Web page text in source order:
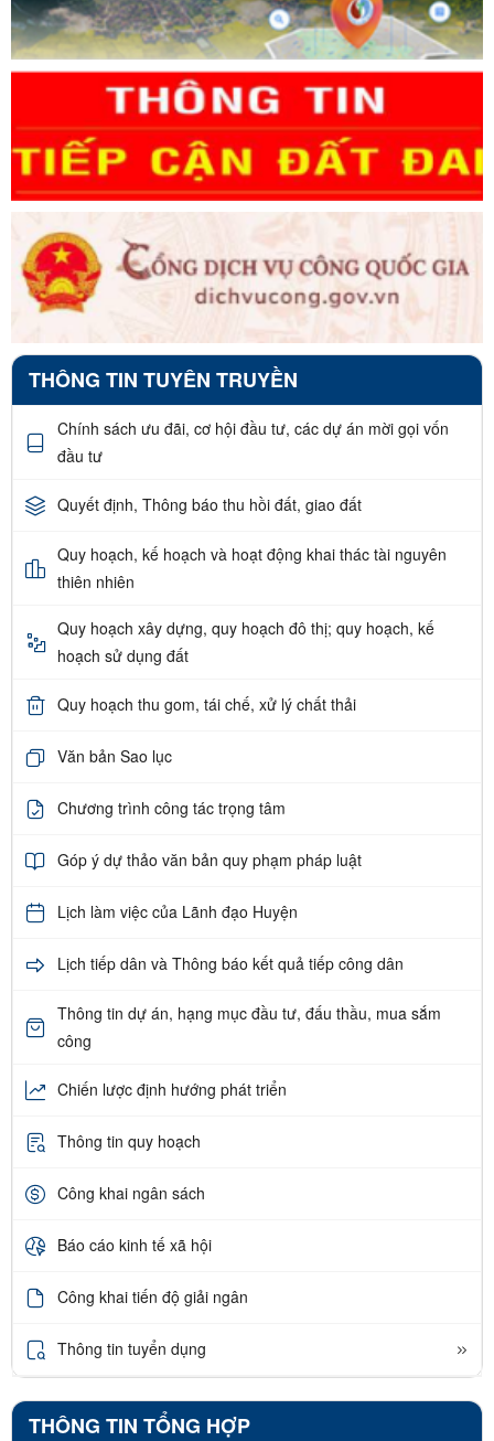
THÔNG TIN TUYÊN TRUYỀN
Chính sách ưu đãi, cơ hội đầu tư, các dự án mời gọi vốn
đầu tư
Quyết định, Thông báo thu hồi đất, giao đất
Quy hoạch, kế hoạch và hoạt động khai thác tài nguyên
thiên nhiên
Quy hoạch xây dựng, quy hoạch đô thị; quy hoạch, kế
hoạch sử dụng đất
Quy hoạch thu gom, tái chế, xử lý chất thải
Văn bản Sao lục
Chương trình công tác trọng tâm
Góp ý dự thảo văn bản quy phạm pháp luật
Lịch làm việc của Lãnh đạo Huyện
Lịch tiếp dân và Thông báo kết quả tiếp công dân
Thông tin dự án, hạng mục đầu tư, đấu thầu, mua sắm
công
Chiến lược định hướng phát triển
Thông tin quy hoạch
Công khai ngân sách
Báo cáo kinh tế xã hội
Công khai tiến độ giải ngân
Thông tin tuyển dụng
THÔNG TIN TỔNG HỢP